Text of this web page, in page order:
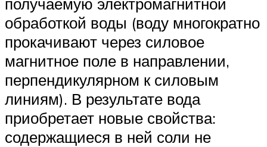
обработкой воды (воду многократно
прокачивают через силовое
магнитное поле в направлении,
перпендикулярном к силовым
линиям). В результате вода
приобретает новые свойства:
содержащиеся в ней соли не